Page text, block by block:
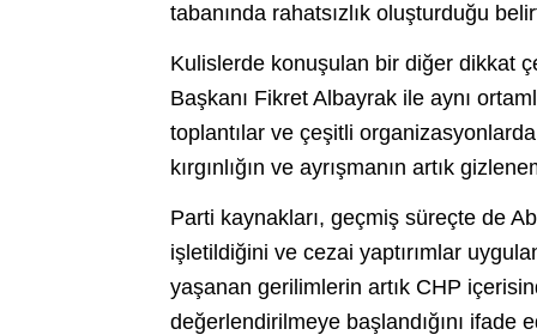
tabanında rahatsızlık oluşturduğu
Kulislerde konuşulan bir diğer dikkat
Başkanı Fikret Albayrak ile aynı
toplantılar ve çeşitli
kırgınlığın ve ayrışmanın artık
Parti kaynakları, geçmiş süreçte de
işletildiğini ve cezai yaptırımlar
yaşanan gerilimlerin artık CHP
değerlendirilmeye başlandığını ifade